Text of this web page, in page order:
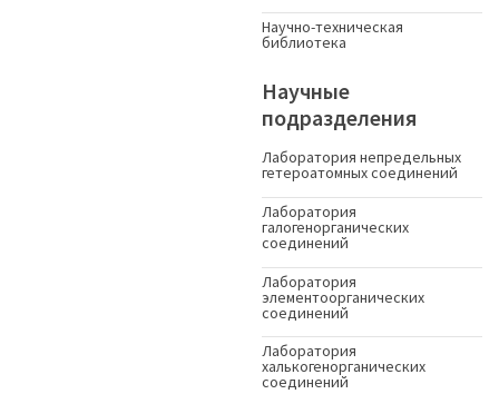
Научно-техническая
библиотека
Научные
подразделения
Лаборатория непредельных
гетероатомных соединений
Лаборатория
галогенорганических
соединений
Лаборатория
элементоорганических
соединений
Лаборатория
халькогенорганических
соединений